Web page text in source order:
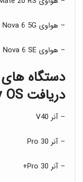
– هواوی Nova 6 5G
– هواوی Nova 6 SE
دستگاه
دریافت Harmony OS:
– آنر V40
– آنر 30 Pro
– آنر 30 Pro+